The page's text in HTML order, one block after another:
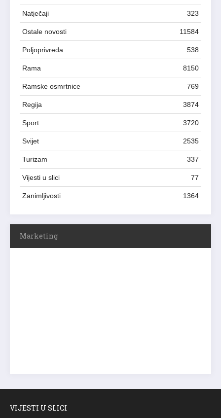
Natječaji 323
Ostale novosti 11584
Poljoprivreda 538
Rama 8150
Ramske osmrtnice 769
Regija 3874
Sport 3720
Svijet 2535
Turizam 337
Vijesti u slici 77
Zanimljivosti 1364
Marketing
VIJESTI U SLICI